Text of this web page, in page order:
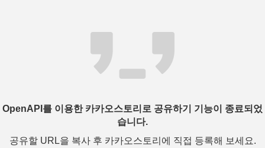
OpenAPI를 이용한 카카오스토리로 공유하기 기능이 종료되었
습니다.
공유할 URL을 복사 후 카카오스토리에 직접 등록해 보세요.